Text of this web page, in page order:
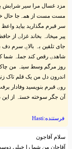
مزد غسال مرا سیر شرابش
مست مست از همہ‌‌جا حال
سر قبرم مگذارید بیاید واعظ
پیر میخانہ‌ بخاند غزلۍ از
جای تلقین بہ‌ بالاۍِ سرم دف
شاهدۍ رقص کند جملہ‌ شما
روز مرگم وسط سینہ‌ من چاک
اندرون دل من یک قلم تاک
روۍ قبرم بنویسید وفادار
آن جگر سوخته‌ خستہ‌ از این
فرستنده:Hasti
سلام آقاجون
آقاجان من شما را خیلی